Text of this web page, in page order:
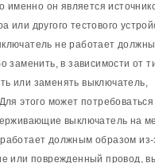
именно он является
другого тестового
не работает
заменить, в зависимости от
или заменять выключатель,
этого может потребоваться
выключатель на
должным образом из-
или поврежденный провод,